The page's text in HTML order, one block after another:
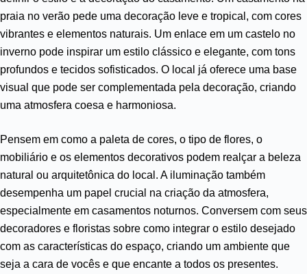
praia no verão pede uma decoração leve e tropical, com cores
vibrantes e elementos naturais. Um enlace em um castelo no
inverno pode inspirar um estilo clássico e elegante, com tons
profundos e tecidos sofisticados. O local já oferece uma base
visual que pode ser complementada pela decoração, criando
uma atmosfera coesa e harmoniosa.
Pensem em como a paleta de cores, o tipo de flores, o
mobiliário e os elementos decorativos podem realçar a beleza
natural ou arquitetônica do local. A iluminação também
desempenha um papel crucial na criação da atmosfera,
especialmente em casamentos noturnos. Conversem com seus
decoradores e floristas sobre como integrar o estilo desejado
com as características do espaço, criando um ambiente que
seja a cara de vocês e que encante a todos os presentes.